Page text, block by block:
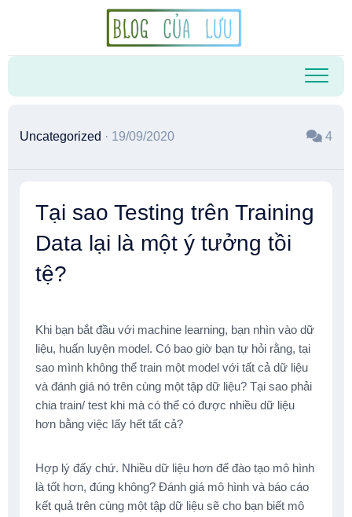
Uncategorized · 19/09/2020 4
Tại sao Testing trên Training
Data lại là một ý tưởng tồi
tệ?
Khi bạn bắt đầu với machine learning, bạn nhìn vào dữ
liệu, huấn luyện model. Có bao giờ bạn tự hỏi rằng, tại
sao mình không thể train một model với tất cả dữ liệu
và đánh giá nó trên cùng một tập dữ liệu? Tại sao phải
chia train/ test khi mà có thể có được nhiều dữ liệu
hơn bằng việc lấy hết tất cả?
Hợp lý đấy chứ. Nhiều dữ liệu hơn để đào tạo mô hình
là tốt hơn, đúng không? Đánh giá mô hình và báo cáo
kết quả trên cùng một tập dữ liệu sẽ cho bạn biết mô